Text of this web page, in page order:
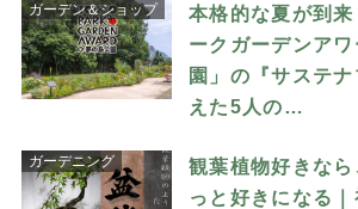
ガーデン＆ショップ
本格的な夏が到
ークガーデンア
園」の『サステ
えた5人の…
ガーデニング
観葉植物好きな
っと好きになる